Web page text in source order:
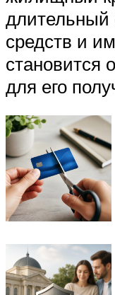
длительный
средств и
становится
для его